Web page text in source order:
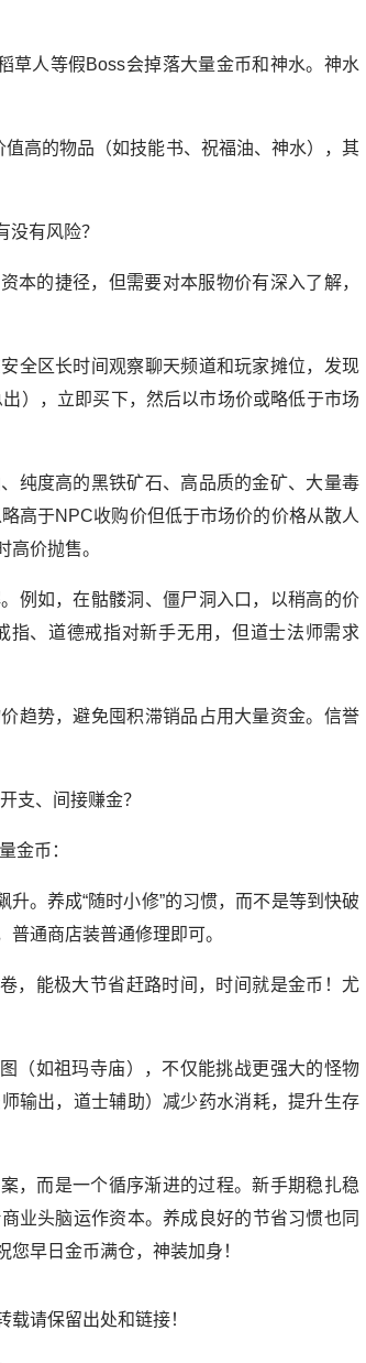
草人等假Boss会掉落大量金币和神水。神水
高的物品（如技能书、祝福油、神水），其
没有风险？
本的捷径，但需要对本服物价有深入了解，
全区长时间观察聊天频道和玩家摊位，发现
），立即买下，然后以市场价或略低于市场
纯度高的黑铁矿石、高品质的金矿、大量毒
高于NPC收购价但低于市场价的价格从散人
价抛售。
例如，在骷髅洞、僵尸洞入口，以稍高的价
、道德戒指对新手无用，但道士法师需求
趋势，避免囤积滞销品占用大量资金。信誉
支、间接赚金？
金币：
。养成“随时小修”的习惯，而不是等到快破
通商店装普通修理即可。
，能极大节省赶路时间，时间就是金币！尤
（如祖玛寺庙），不仅能挑战更强大的怪物
输出，道士辅助）减少药水消耗，提升生存
，而是一个循序渐进的过程。新手期稳扎稳
业头脑运作资本。养成良好的节省习惯也同
早日金币满仓，神装加身！
请保留出处和链接！